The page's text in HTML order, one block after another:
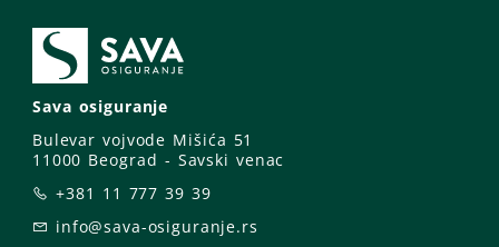
Sava osiguranje
Bulevar vojvode Mišića 51
11000 Beograd - Savski venac
+381 11 777 39 39
info@sava-osiguranje.rs